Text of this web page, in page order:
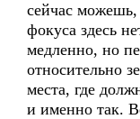
сейчас
фокуса здесь
медленно, но
относительно
места, где
и именно так.